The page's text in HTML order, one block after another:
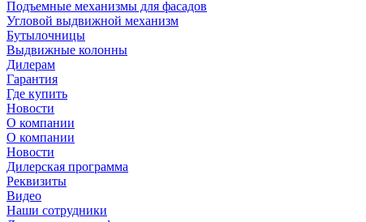
Подъемные механизмы для фасадов
Угловой выдвижной механизм
Бутылочницы
Выдвижные колонны
Дилерам
Гарантия
Где купить
Новости
О компании
О компании
Новости
Дилерская программа
Реквизиты
Видео
Наши сотрудники